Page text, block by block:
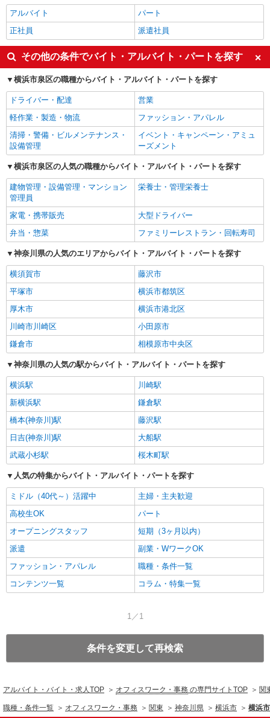
アルバイト
パート
正社員
派遣社員
その他の条件でバイト・アルバイト・パートを探す
横浜市泉区の職種からバイト・アルバイト・パートを探す
ドライバー・配達
営業
軽作業・製造・物流
ファッション・アパレル
清掃・警備・ビルメンテナンス・
設備管理
イベント・キャンペーン・アミュ
ーズメント
横浜市泉区の人気の職種からバイト・アルバイト・パートを探す
建物管理・設備管理・マンション
管理員
栄養士・管理栄養士
家電・携帯販売
大型ドライバー
弁当・惣菜
ファミリーレストラン・回転寿司
神奈川県の人気のエリアからバイト・アルバイト・パートを探す
横須賀市
藤沢市
平塚市
横浜市都筑区
厚木市
横浜市港北区
川崎市川崎区
小田原市
鎌倉市
相模原市中央区
神奈川県の人気の駅からバイト・アルバイト・パートを探す
横浜駅
川崎駅
新横浜駅
鎌倉駅
橋本(神奈川)駅
藤沢駅
日吉(神奈川)駅
大船駅
武蔵小杉駅
桜木町駅
人気の特集からバイト・アルバイト・パートを探す
ミドル（40代～）活躍中
主婦・主夫歓迎
高校生OK
パート
オープニングスタッフ
短期（3ヶ月以内）
派遣
副業・WワークOK
ファッション・アパレル
職種・条件一覧
コンテンツ一覧
コラム・特集一覧
1／1
条件を変更して再検索
アルバイト・バイト・求人TOP オフィスワーク・事務 の専門サイトTOP 関
職種・条件一覧 オフィスワーク・事務 関東 神奈川県 横浜市 横浜